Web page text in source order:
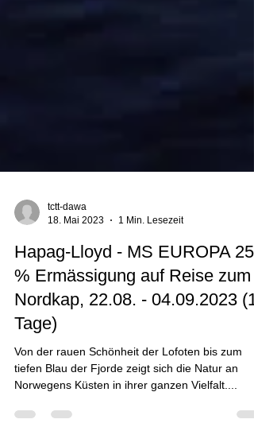
tctt-dawa
18. Mai 2023
1 Min. Lesezeit
Hapag-Lloyd - MS EUROPA 25
% Ermässigung auf Reise zum
Nordkap, 22.08. - 04.09.2023
Tage)
Von der rauen Schönheit der Lofoten bis zum